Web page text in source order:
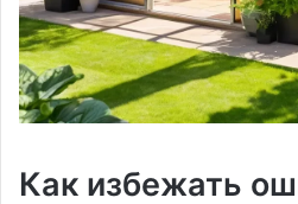
Как избежать